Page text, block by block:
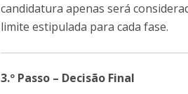
candidatura apenas será
limite estipulada para cada fase.
3.º Passo – Decisão Final